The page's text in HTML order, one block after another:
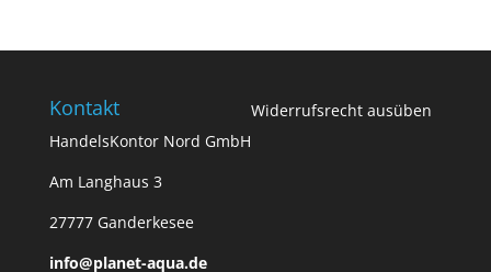
Kontakt
HandelsKontor Nord GmbH
Am Langhaus 3
27777 Ganderkesee
info@planet-aqua.de
Widerrufsrecht ausüben